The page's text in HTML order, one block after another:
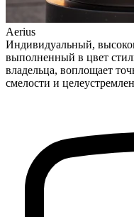
Aerius
Индивидуальный,
выполненный в цвет
владельца, воплощает
смелости и